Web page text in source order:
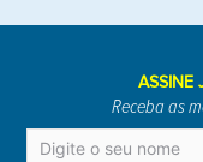
ASSINE
Receba as